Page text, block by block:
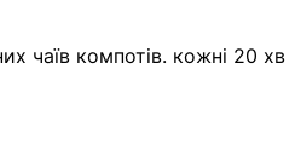
чаїв компотів. кожні 20 хв